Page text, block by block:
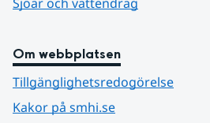
Om webbplatsen
Tillgänglighetsredogörelse
Kakor på smhi.se